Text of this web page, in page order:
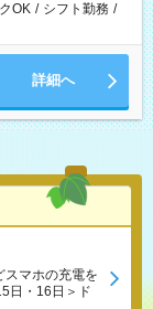
OK / シフト勤務 /
詳細へ
スマホの充電を
日・16日＞ド